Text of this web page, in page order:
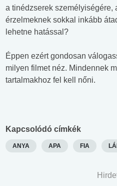
a tinédzserek személyiségére,
érzelmeknek sokkal inkább
lehetne hatással?
Éppen ezért gondosan
milyen filmet néz. Mindennek
tartalmakhoz fel kell nőni.
Kapcsolódó címkék
ANYA APA FIA